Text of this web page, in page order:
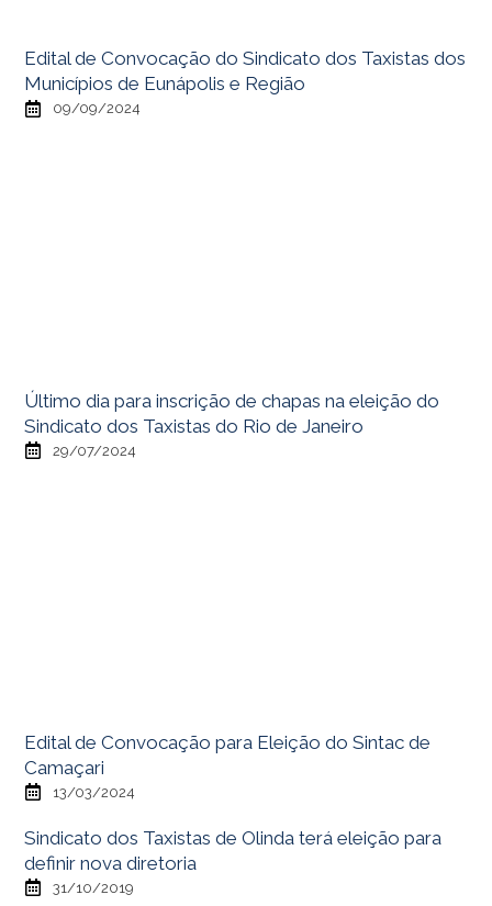
Edital de Convocação do Sindicato dos Taxistas dos
Municípios de Eunápolis e Região
09/09/2024
Último dia para inscrição de chapas na eleição do
Sindicato dos Taxistas do Rio de Janeiro
29/07/2024
Edital de Convocação para Eleição do Sintac de
Camaçari
13/03/2024
Sindicato dos Taxistas de Olinda terá eleição para
definir nova diretoria
31/10/2019